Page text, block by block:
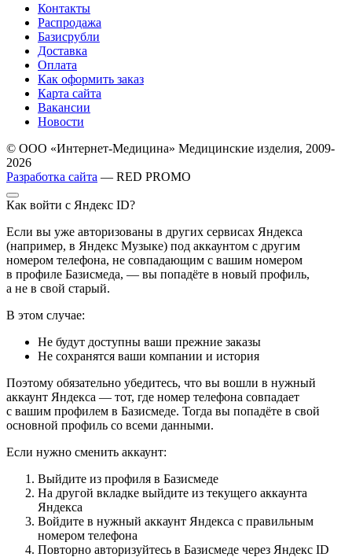
Контакты
Распродажа
Базисрубли
Доставка
Оплата
Как оформить заказ
Карта сайта
Вакансии
Новости
© ООО «Интернет-Медицина» Медицинские изделия, 2009-
2026
Разработка сайта — RED PROMO
Как войти с Яндекс ID?
Если вы уже авторизованы в других сервисах Яндекса
(например, в Яндекс Музыке) под аккаунтом с другим
номером телефона, не совпадающим с вашим номером
в профиле Базисмеда, — вы попадёте в новый профиль,
а не в свой старый.
В этом случае:
Не будут доступны ваши прежние заказы
Не сохранятся ваши компании и история
Поэтому обязательно убедитесь, что вы вошли в нужный
аккаунт Яндекса — тот, где номер телефона совпадает
с вашим профилем в Базисмеде. Тогда вы попадёте в свой
основной профиль со всеми данными.
Если нужно сменить аккаунт:
Выйдите из профиля в Базисмеде
На другой вкладке выйдите из текущего аккаунта
Яндекса
Войдите в нужный аккаунт Яндекса с правильным
номером телефона
Повторно авторизуйтесь в Базисмеде через Яндекс ID